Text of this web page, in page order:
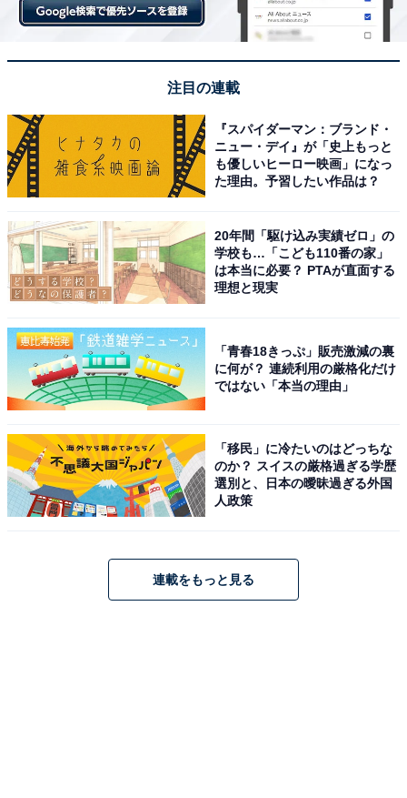
注目の連載
『スパイダーマン：ブランド・
ニュー・デイ』が「史上もっと
も優しいヒーロー映画」になっ
た理由。予習したい作品は？
20年間「駆け込み実績ゼロ」の
学校も…「こども110番の家」
は本当に必要？ PTAが直面する
理想と現実
「青春18きっぷ」販売激減の裏
に何が？ 連続利用の厳格化だけ
ではない「本当の理由」
「移民」に冷たいのはどっちな
のか？ スイスの厳格過ぎる学歴
選別と、日本の曖昧過ぎる外国
人政策
連載をもっと見る